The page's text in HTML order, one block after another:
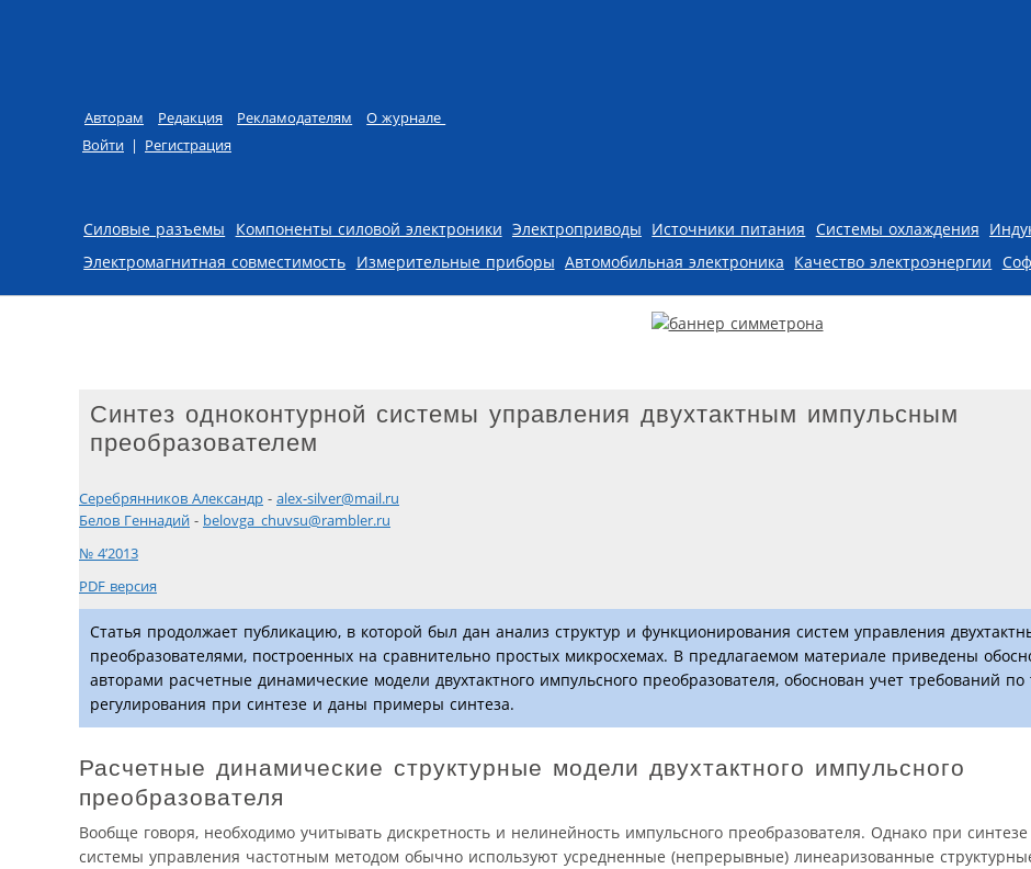
Авторам Редакция Рекламодателям
О журнале
Войти | Регистрация
Skip to content
Силовые разъемы Компоненты силовой электроники Электроприводы Источники питания Системы охлаждения
Электромагнитная совместимость Измерительные приборы Автомобильная электроника Качество электроэнергии
Синтез одноконтурной системы управления двухтактным импульсным
преобразователем
Серебрянников Александр - alex-silver@mail.ru
Белов Геннадий - belovga_chuvsu@rambler.ru
№ 4’2013
PDF версия
Статья продолжает публикацию, в которой был дан анализ структур и функционирования систем управления
преобразователями, построенных на сравнительно простых микросхемах. В предлагаемом материале приведены
авторами расчетные динамические модели двухтактного импульсного преобразователя, обоснован учет требований по
регулирования при синтезе и даны примеры синтеза.
Расчетные динамические структурные модели двухтактного импульсного
преобразователя
Вообще говоря, необходимо учитывать дискретность и нелинейность импульсного преобразователя. Однако при синтезе
системы управления частотным методом обычно используют усредненные (непрерывные) линеаризованные